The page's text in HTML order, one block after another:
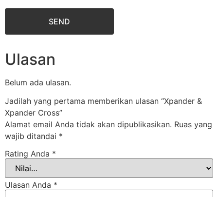
SEND
Ulasan
Belum ada ulasan.
Jadilah yang pertama memberikan ulasan “Xpander &
Xpander Cross”
Alamat email Anda tidak akan dipublikasikan. Ruas yang
wajib ditandai *
Rating Anda *
Ulasan Anda *